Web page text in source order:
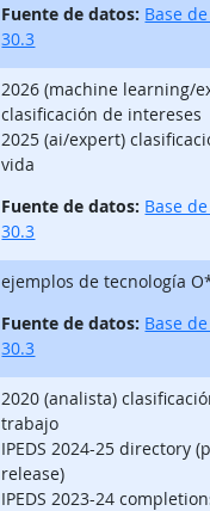
Fuente de datos: Base
30.3
2026 (machine learning/
clasificación de intereses
2025 (ai/expert)
vida
Fuente de datos: Base
30.3
ejemplos de tecnología
Fuente de datos: Base
30.3
2020 (analista)
trabajo
IPEDS 2024-25 directory
release)
IPEDS 2023-24